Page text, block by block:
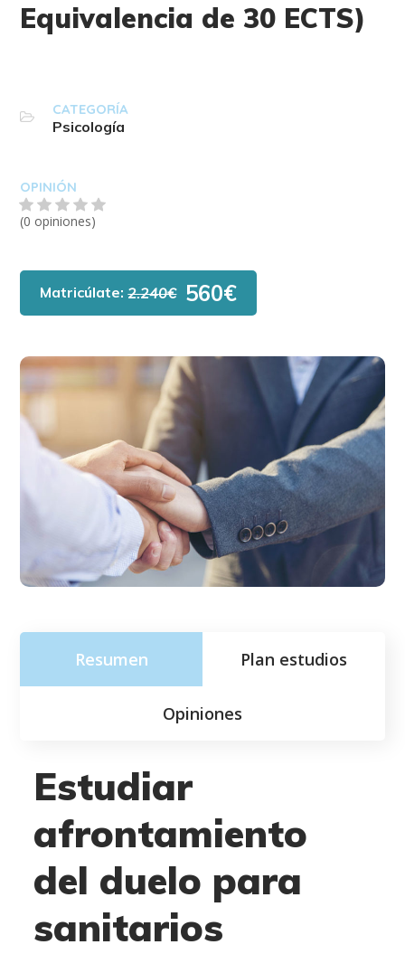
Equivalencia de 30 ECTS)
CATEGORÍA
Psicología
OPINIÓN
(0 opiniones)
Matricúlate:2.240€ 560€
Resumen Plan estudios
Opiniones
Estudiar
afrontamiento
del duelo para
sanitarios